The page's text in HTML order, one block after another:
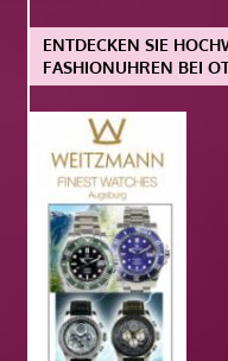
ENTDECKEN SIE
FASHIONUHREN BEI